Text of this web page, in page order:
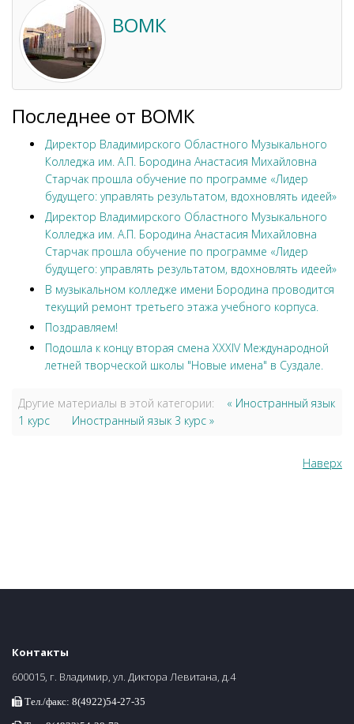
ВОМК
Последнее от ВОМК
Директор Владимирского Областного Музыкального
Колледжа им. А.П. Бородина Анастасия Михайловна
Старчак прошла обучение по программе «Лидер
будущего: управлять результатом, вдохновлять идеей»
Директор Владимирского Областного Музыкального
Колледжа им. А.П. Бородина Анастасия Михайловна
Старчак прошла обучение по программе «Лидер
будущего: управлять результатом, вдохновлять идеей»
В музыкальном колледже имени Бородина проводится
текущий ремонт третьего этажа учебного корпуса.
Поздравляем!
Подошла к концу вторая смена XXXIV Международной
летней творческой школы "Новые имена" в Суздале.
Другие материалы в этой категории:
« Иностранный язык
1 курс
Иностранный язык 3 курс »
Наверх
Контакты
600015, г. Владимир, ул. Диктора Левитана, д.4
Тел./факс: 8(4922)54-27-35